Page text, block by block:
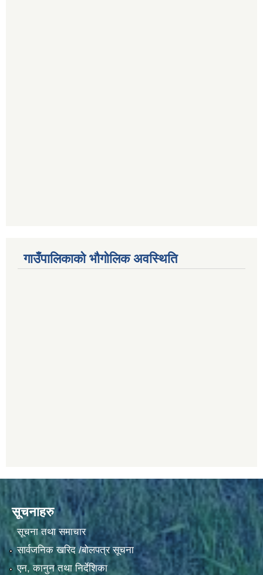
गाउँपालिकाको भौगोलिक अवस्थिति
सूचनाहरु
सूचना तथा समाचार
सार्वजनिक खरिद /बोलपत्र सूचना
एन, कानुन तथा निर्देशिका